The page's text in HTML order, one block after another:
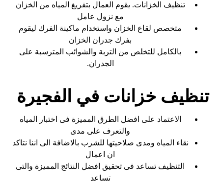
تنظيف الخزانات. يقوم العمال بتفريغ المياه من الخزان
مع نزول عامل
متخصص لقاع الخزان واستخدام ماكينة الفرك ليقوم
بفرك جدران الخزان
بالكامل للتخلص من التربة والشوائب المترسبة على
الجدران.
تنظيف خزانات في الفجيرة
الاعتماد على افضل الطرق المميزة فى اختبار المياه
والتعرف على مدى
نقاء المياه ومدى صلاحيتها للشرب بالاضافة الى اننا نتاكد
ان اعمال
التنظيف تساعد فى تحقيق افضل النتائج المميزة والتى
تساعد